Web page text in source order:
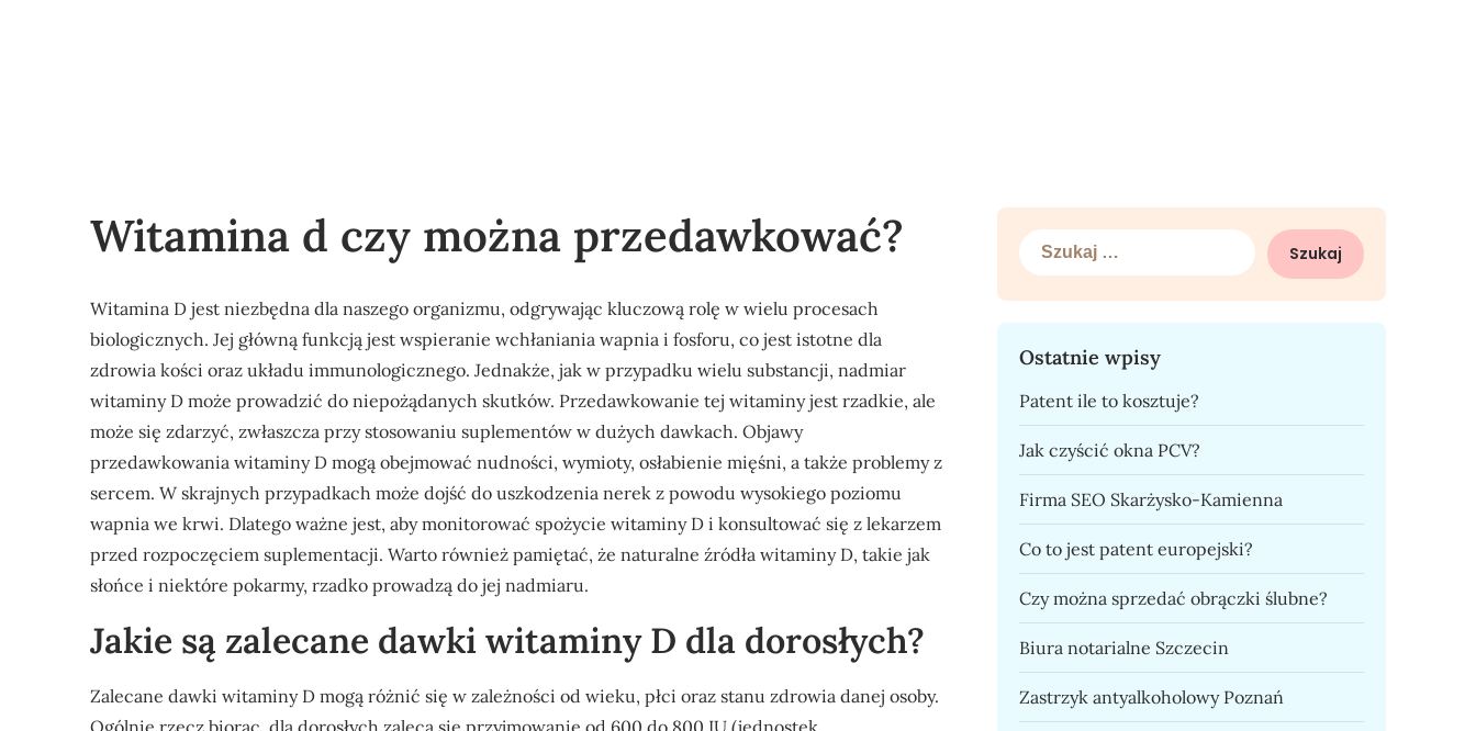
Witamina d czy można przedawkować?
Witamina D jest niezbędna dla naszego organizmu, odgrywając kluczową rolę w wielu procesach
biologicznych. Jej główną funkcją jest wspieranie wchłaniania wapnia i fosforu, co jest istotne dla
zdrowia kości oraz układu immunologicznego. Jednakże, jak w przypadku wielu substancji, nadmiar
witaminy D może prowadzić do niepożądanych skutków. Przedawkowanie tej witaminy jest rzadkie, ale
może się zdarzyć, zwłaszcza przy stosowaniu suplementów w dużych dawkach. Objawy
przedawkowania witaminy D mogą obejmować nudności, wymioty, osłabienie mięśni, a także problemy z
sercem. W skrajnych przypadkach może dojść do uszkodzenia nerek z powodu wysokiego poziomu
wapnia we krwi. Dlatego ważne jest, aby monitorować spożycie witaminy D i konsultować się z lekarzem
przed rozpoczęciem suplementacji. Warto również pamiętać, że naturalne źródła witaminy D, takie jak
słońce i niektóre pokarmy, rzadko prowadzą do jej nadmiaru.
Jakie są zalecane dawki witaminy D dla dorosłych?
Zalecane dawki witaminy D mogą różnić się w zależności od wieku, płci oraz stanu zdrowia danej osoby.
Ogólnie rzecz biorąc, dla dorosłych zaleca się przyjmowanie od 600 do 800 IU (jednostek
Szukaj:
Ostatnie wpisy
Patent ile to kosztuje?
Jak czyścić okna PCV?
Firma SEO Skarżysko-Kamienna
Co to jest patent europejski?
Czy można sprzedać obrączki ślubne?
Biura notarialne Szczecin
Zastrzyk antyalkoholowy Poznań